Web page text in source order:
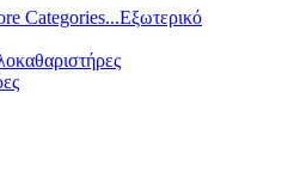
Categories...Εξωτερικό